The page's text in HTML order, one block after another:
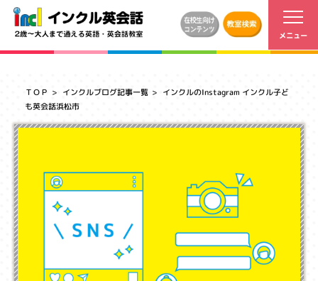
ＴＯＰ インクルブログ記事一覧 インクルのInstagram インクル子ど
も英会話浜松市